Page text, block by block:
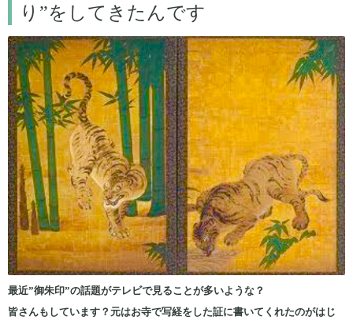
り”をしてきたんです
最近”御朱印”の話題がテレビで見ることが多いような？
皆さんもしています？元はお寺で写経をした証に書いてくれたのがはじ